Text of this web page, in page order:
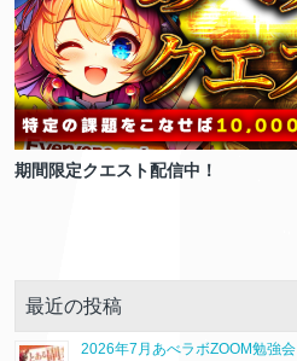
期間限定クエスト配信中！
最近の投稿
2026年7月あべラボZOOM勉強会